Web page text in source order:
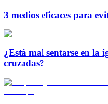
3 medios eficaces para
¿Está mal sentarse en la
cruzadas?